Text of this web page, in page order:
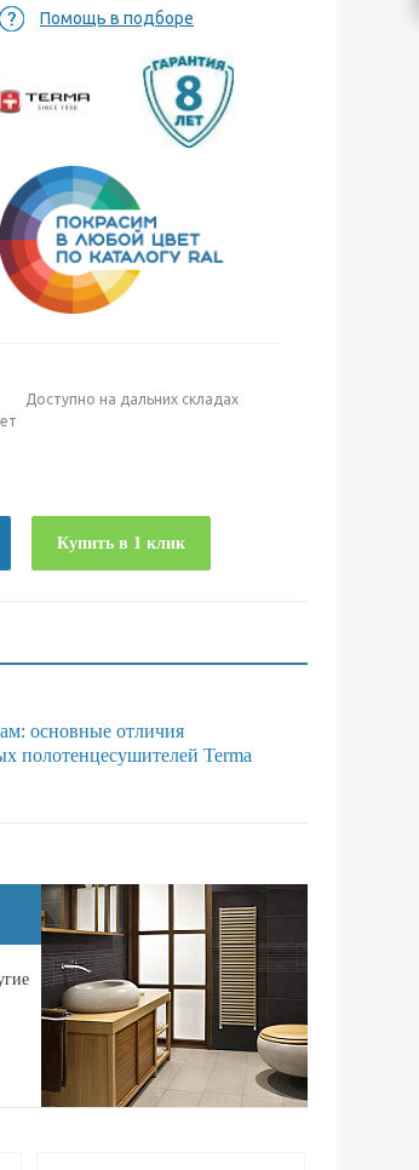
Помощь в подборе
Доступно на дальних складах
Купить в 1 клик
основные отличия
полотенцесушителей Terma